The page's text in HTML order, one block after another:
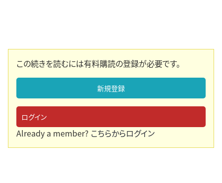
この続きを読むには有料購読の登録が必要です。
新規登録
ログイン
Already a member? こちらからログイン